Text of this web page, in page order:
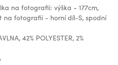
na fotografii: výška - 177cm,
na fotografii - horní díl-S, spodní
42% POLYESTER, 2%